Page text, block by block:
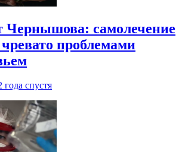
Чернышова: самолечение
проблемами
года спустя